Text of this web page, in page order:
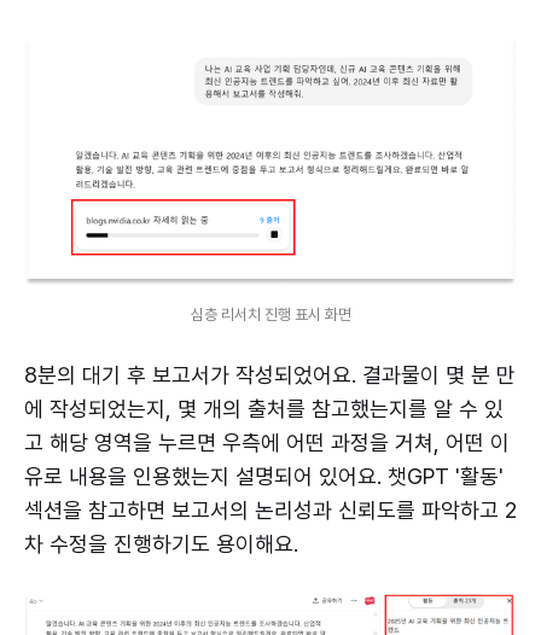
심층 리서치 진행 표시 화면
8분의 대기 후 보고서가 작성되었어요. 결과물이 몇 분 만
에 작성되었는지, 몇 개의 출처를 참고했는지를 알 수 있
고 해당 영역을 누르면 우측에 어떤 과정을 거쳐, 어떤 이
유로 내용을 인용했는지 설명되어 있어요. 챗GPT '활동'
섹션을 참고하면 보고서의 논리성과 신뢰도를 파악하고 2
차 수정을 진행하기도 용이해요.